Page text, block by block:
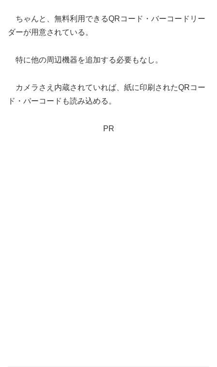
ちゃんと、無料利用できるQRコード・バーコードリー
ダーが用意されている。
特に他の周辺機器を追加する必要もなし。
カメラさえ内蔵されていれば、紙に印刷されたQRコー
ド・バーコードも読み込める。
PR